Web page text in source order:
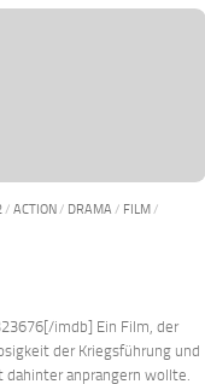
/ ACTION/ DRAMA / FILM/
imdb] Ein Film, der
der Kriegsführung und
anprangern wollte.